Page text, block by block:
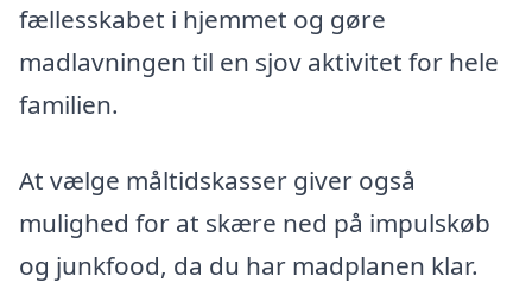
fællesskabet i hjemmet og gøre
madlavningen til en sjov aktivitet for hele
familien.
At vælge måltidskasser giver også
mulighed for at skære ned på impulskøb
og junkfood, da du har madplanen klar.